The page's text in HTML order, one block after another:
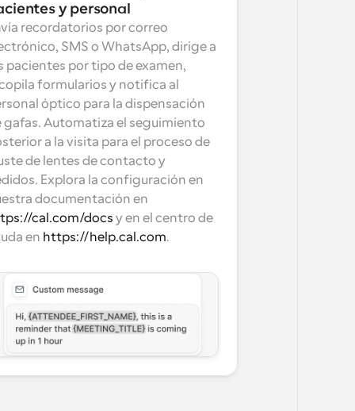
y personal
recordatorios por correo
SMS o WhatsApp, dirige a
pacientes por tipo de examen,
formularios y notifica al
óptico para la dispensación
gafas. Automatiza el seguimiento
a la visita para el proceso de
de lentes de contacto y
Explora la configuración en
cal.com/docs y en el centro de
en https://help.cal.com.